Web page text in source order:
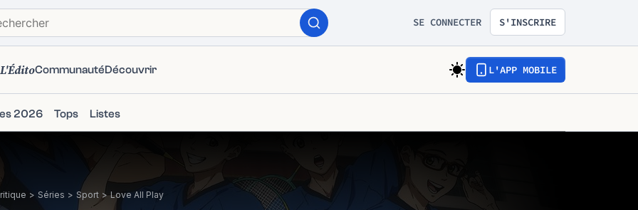
SE CONNECTER S'INSCRIRE
L'ÉditoCommunautéDécouvrir L'APP MOBILE
2026 Tops Listes
> Séries > Sport > Love All Play